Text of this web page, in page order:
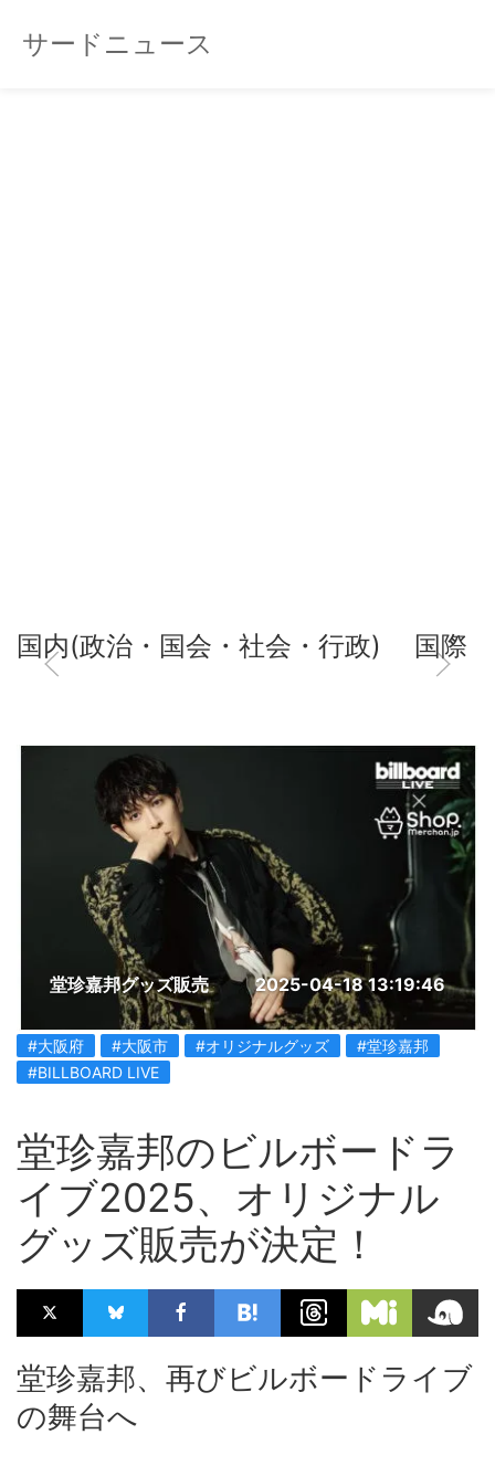
サードニュース
国内(政治・国会・社会・行政) 国際
堂珍嘉邦グッズ販売 2025-04-18 13:19:46
#大阪府 #大阪市 #オリジナルグッズ
#堂珍嘉邦
#BILLBOARD LIVE
堂珍嘉邦のビルボードラ
イブ2025、オリジナル
グッズ販売が決定！
堂珍嘉邦、再びビルボードライブ
の舞台へ